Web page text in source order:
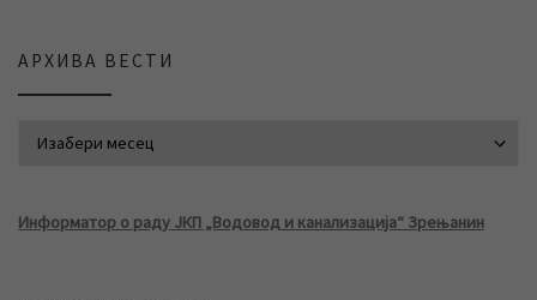
АРХИВА ВЕСТИ
Информатор о раду ЈКП „Водовод и канализација“ Зрењанин